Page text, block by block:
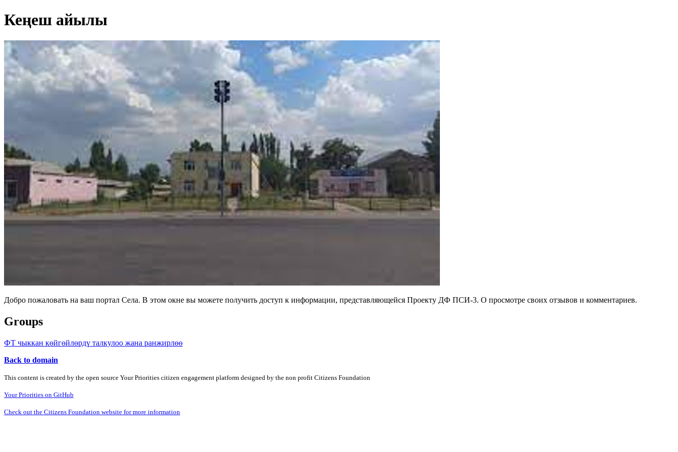
Кеңеш айылы
Добро пожаловать на ваш портал Села. В этом окне вы можете получить доступ к информации, представляющейся Проекту ДФ ПСИ-3. О просмотре своих отзывов и комментариев.
Groups
ФТ чыккан көйгөйлөрдү талкулоо жана ранжирлөө
Back to domain
This content is created by the open source Your Priorities citizen engagement platform designed by the non profit Citizens Foundation
Your Priorities on GitHub
Check out the Citizens Foundation website for more information